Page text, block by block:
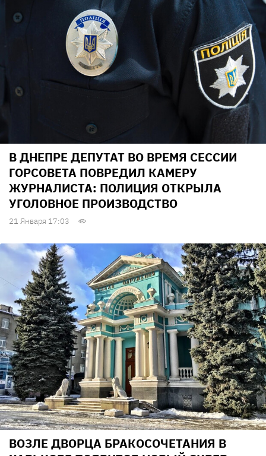
В ДНЕПРЕ ДЕПУТАТ ВО ВРЕМЯ СЕССИИ
ГОРСОВЕТА ПОВРЕДИЛ КАМЕРУ
ЖУРНАЛИСТА: ПОЛИЦИЯ ОТКРЫЛА
УГОЛОВНОЕ ПРОИЗВОДСТВО
21 Января 17:03
ВОЗЛЕ ДВОРЦА БРАКОСОЧЕТАНИЯ В